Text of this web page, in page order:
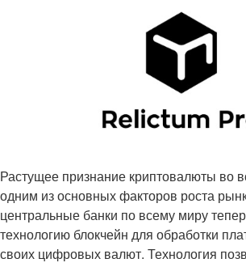
Растущее признание криптовалюты во
одним из основных факторов роста
центральные банки по всему миру
технологию блокчейн для обработки
своих цифровых валют. Технология